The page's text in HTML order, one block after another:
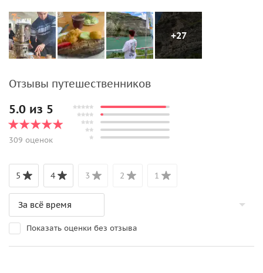
+27
Отзывы путешественников
5.0 из 5
309 оценок
5 4 3 2 1
Показать оценки без отзыва